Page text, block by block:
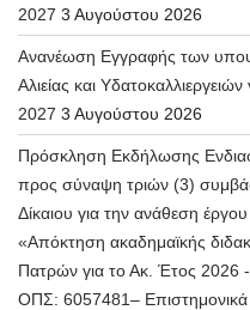
2027 3 Αυγούστου 2026
Ανανέωση Εγγραφής των
Αλιείας και
2027 3 Αυγούστου 2026
Πρόσκληση Εκδήλωσης
προς σύναψη τριών (3)
Δίκαιου για την ανάθεση
«Απόκτηση ακαδημαϊκής
Πατρών για το Ακ. Έτος
ΟΠΣ: 6057481–